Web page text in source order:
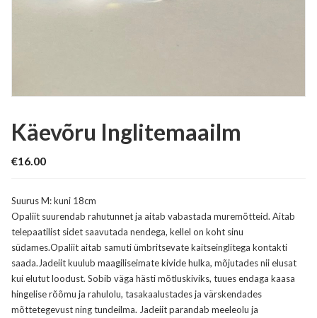
Käevõru Inglitemaailm
€16.00
Suurus M: kuni 18cm
Opaliit suurendab rahutunnet ja aitab vabastada muremõtteid. Aitab
telepaatilist sidet saavutada nendega, kellel on koht sinu
südames.Opaliit aitab samuti ümbritsevate kaitseinglitega kontakti
saada.Jadeiit kuulub maagiliseimate kivide hulka, mõjutades nii elusat
kui elutut loodust. Sobib väga hästi mõtluskiviks, tuues endaga kaasa
hingelise rõõmu ja rahulolu, tasakaalustades ja värskendades
mõttetegevust ning tundeilma. Jadeiit parandab meeleolu ja